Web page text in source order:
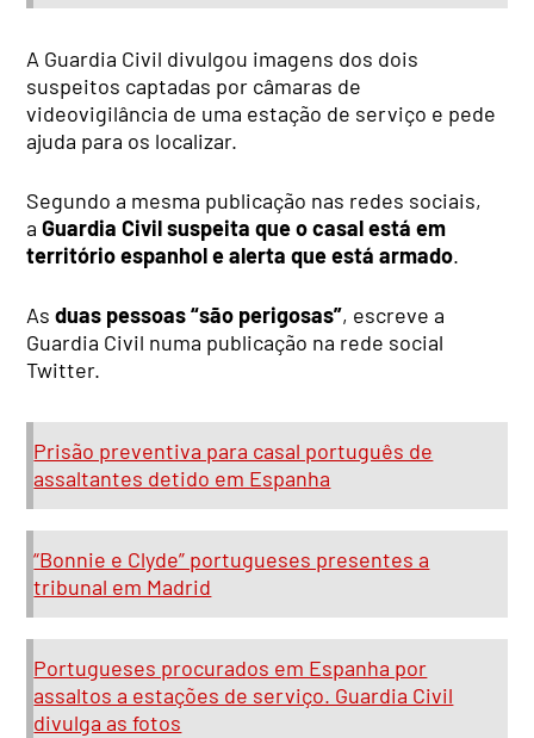
A Guardia Civil divulgou imagens dos dois
suspeitos captadas por câmaras de
videovigilância de uma estação de serviço e pede
ajuda para os localizar.
Segundo a mesma publicação nas redes sociais,
aGuardia Civil suspeita que o casal está em
território espanhol e alerta que está armado.
Asduas pessoas “são perigosas”, escreve a
Guardia Civil numa publicação na rede social
Twitter.
Prisão preventiva para casal português de
assaltantes detido em Espanha
“Bonnie e Clyde” portugueses presentes a
tribunal em Madrid
Portugueses procurados em Espanha por
assaltos a estações de serviço. Guardia Civil
divulga as fotos